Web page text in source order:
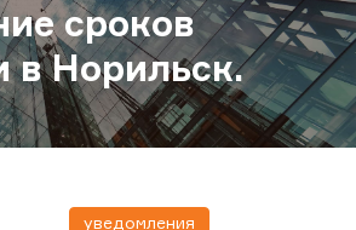
сроков
в Норильск.
уведомления